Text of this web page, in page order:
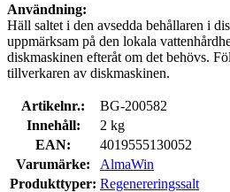
Användning:
Häll saltet i den avsedda behållaren i
uppmärksam på den lokala
diskmaskinen efteråt om det behövs.
tillverkaren av diskmaskinen.
Artikelnr.:
BG-200582
Innehåll:
2 kg
EAN:
4019555130052
Varumärke:
AlmaWin
Produkttyper: Regenereringssalt